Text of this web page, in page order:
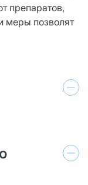
препаратов,
меры позволят